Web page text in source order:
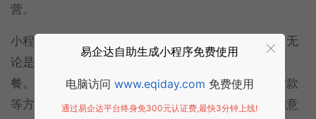
营。
小程序在餐厅里，顾客可以看到高质量的服务功能，无
论是去餐厅还是在网上找到小程序并通过扫码实现点
餐。顾客可以通过广州预订餐桌，可以通过订单、付款
等方式订购，很多操作都可以轻松完成，提高客户满意
易企达自助生成小程序免费使用
电脑访问 www.eqiday.com 免费使用
通过易企达平台终身免300元认证费,最快3分钟上线!